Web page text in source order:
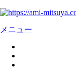
メニュー